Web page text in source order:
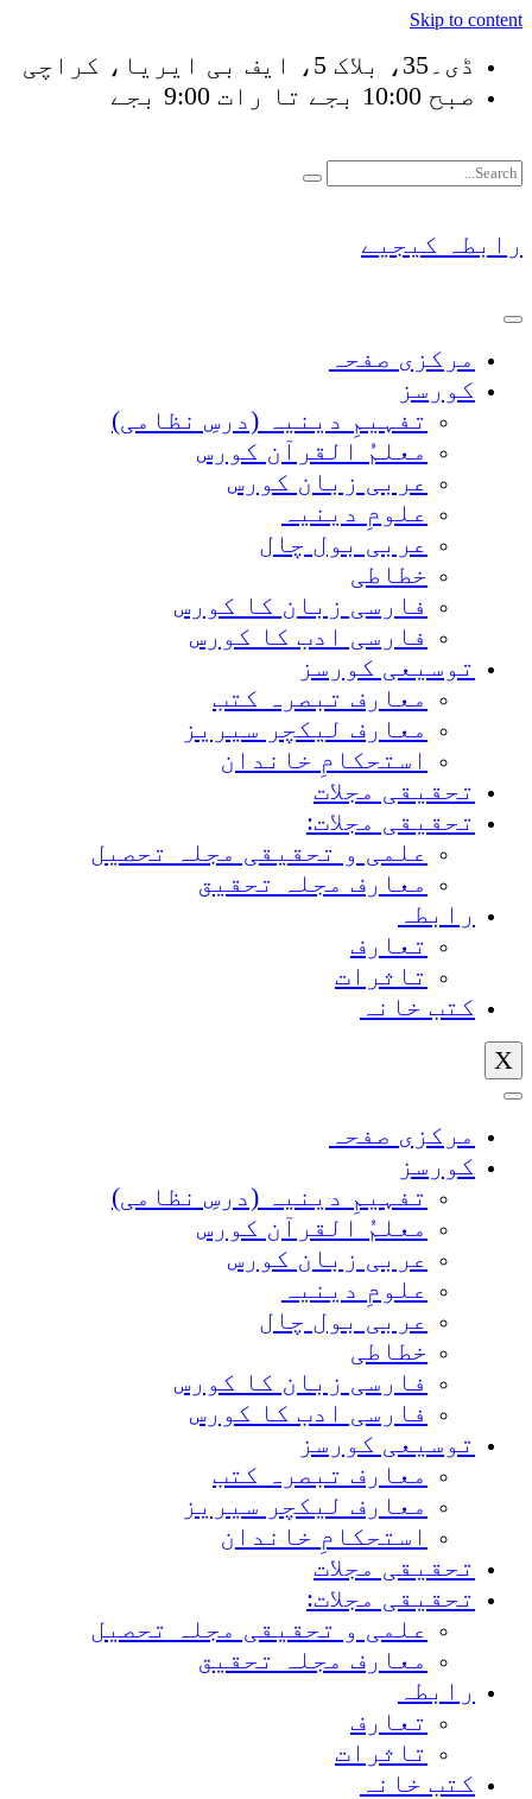
Skip to content
ڈی۔35، بلاک 5، ایف بی ایریا، کراچی
صبح 10:00 بجے تا رات 9:00 بجے
رابطہ کیجیے
مرکزی صفحہ
کورسز
تفہیمِ دینیہ (درسِ نظامی)
معلمُ القرآن کورس
عربی زبان کورس
علومِ دینیہ
عربی بول چال
خطاطی
فارسی زبان کا کورس
فارسی ادب کا کورس
توسیعی کورسز
معارف تبصرہ کتب
معارف لیکچر سیریز
استحکامِ خاندان
تحقیقی مجلات
تحقیقی مجلات:
علمی و تحقیقی مجلہ تحصیل
معارف مجلہ تحقیق
رابطہ
تعارف
تاثرات
کتب خانہ
X
مرکزی صفحہ
کورسز
تفہیمِ دینیہ (درسِ نظامی)
معلمُ القرآن کورس
عربی زبان کورس
علومِ دینیہ
عربی بول چال
خطاطی
فارسی زبان کا کورس
فارسی ادب کا کورس
توسیعی کورسز
معارف تبصرہ کتب
معارف لیکچر سیریز
استحکامِ خاندان
تحقیقی مجلات
تحقیقی مجلات:
علمی و تحقیقی مجلہ تحصیل
معارف مجلہ تحقیق
رابطہ
تعارف
تاثرات
کتب خانہ